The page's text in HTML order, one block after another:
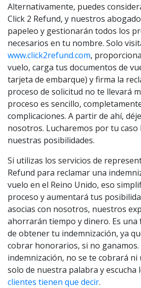
Alternativamente, puedes
Click 2 Refund, y nuestros
papeleo y gestionarán todos los
necesarios en tu nombre. Solo
www.click2refund.com,
vuelo, carga tus documentos de
tarjeta de embarque) y firma la
proceso de solicitud no te llevará
proceso es sencillo,
complicaciones. A partir de ahí,
nosotros. Lucharemos por tu caso
nuestras posibilidades.
Si utilizas los servicios de
Refund para reclamar una
vuelo en el Reino Unido, eso
proceso y aumentará tus
asocias con nosotros, nuestros
ahorrarán tiempo y dinero. Es
de obtener tu indemnización, ya
cobrar honorarios, si no ganamos.
indemnización, no se te cobrará ni
solo de nuestra palabra y escucha
clientes tienen que decir.